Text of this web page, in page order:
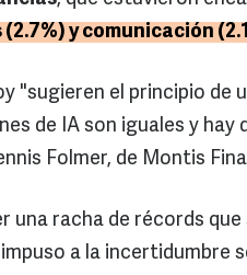
y comunicación
"sugieren el principio de
de IA son iguales y
Folmer, de Montis
una racha de récords
a la incertidumbre